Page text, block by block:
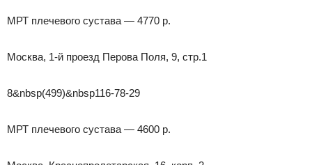
МРТ плечевого сустава — 4770 р.
Москва, 1-й проезд Перова Поля, 9, стр.1
8&nbsp(499)&nbsp116-78-29
МРТ плечевого сустава — 4600 р.